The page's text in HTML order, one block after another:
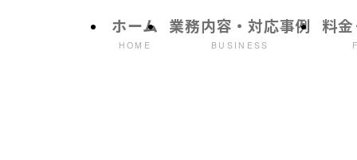
ホーム
HOME
業務内容・対応事例
BUSINESS
料